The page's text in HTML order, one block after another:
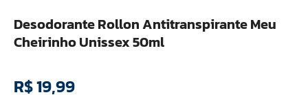
Desodorante Rollon Antitranspirante Meu
Cheirinho Unissex 50ml
R$19,99
4º
bom medico
5º
renovil
7º
creme